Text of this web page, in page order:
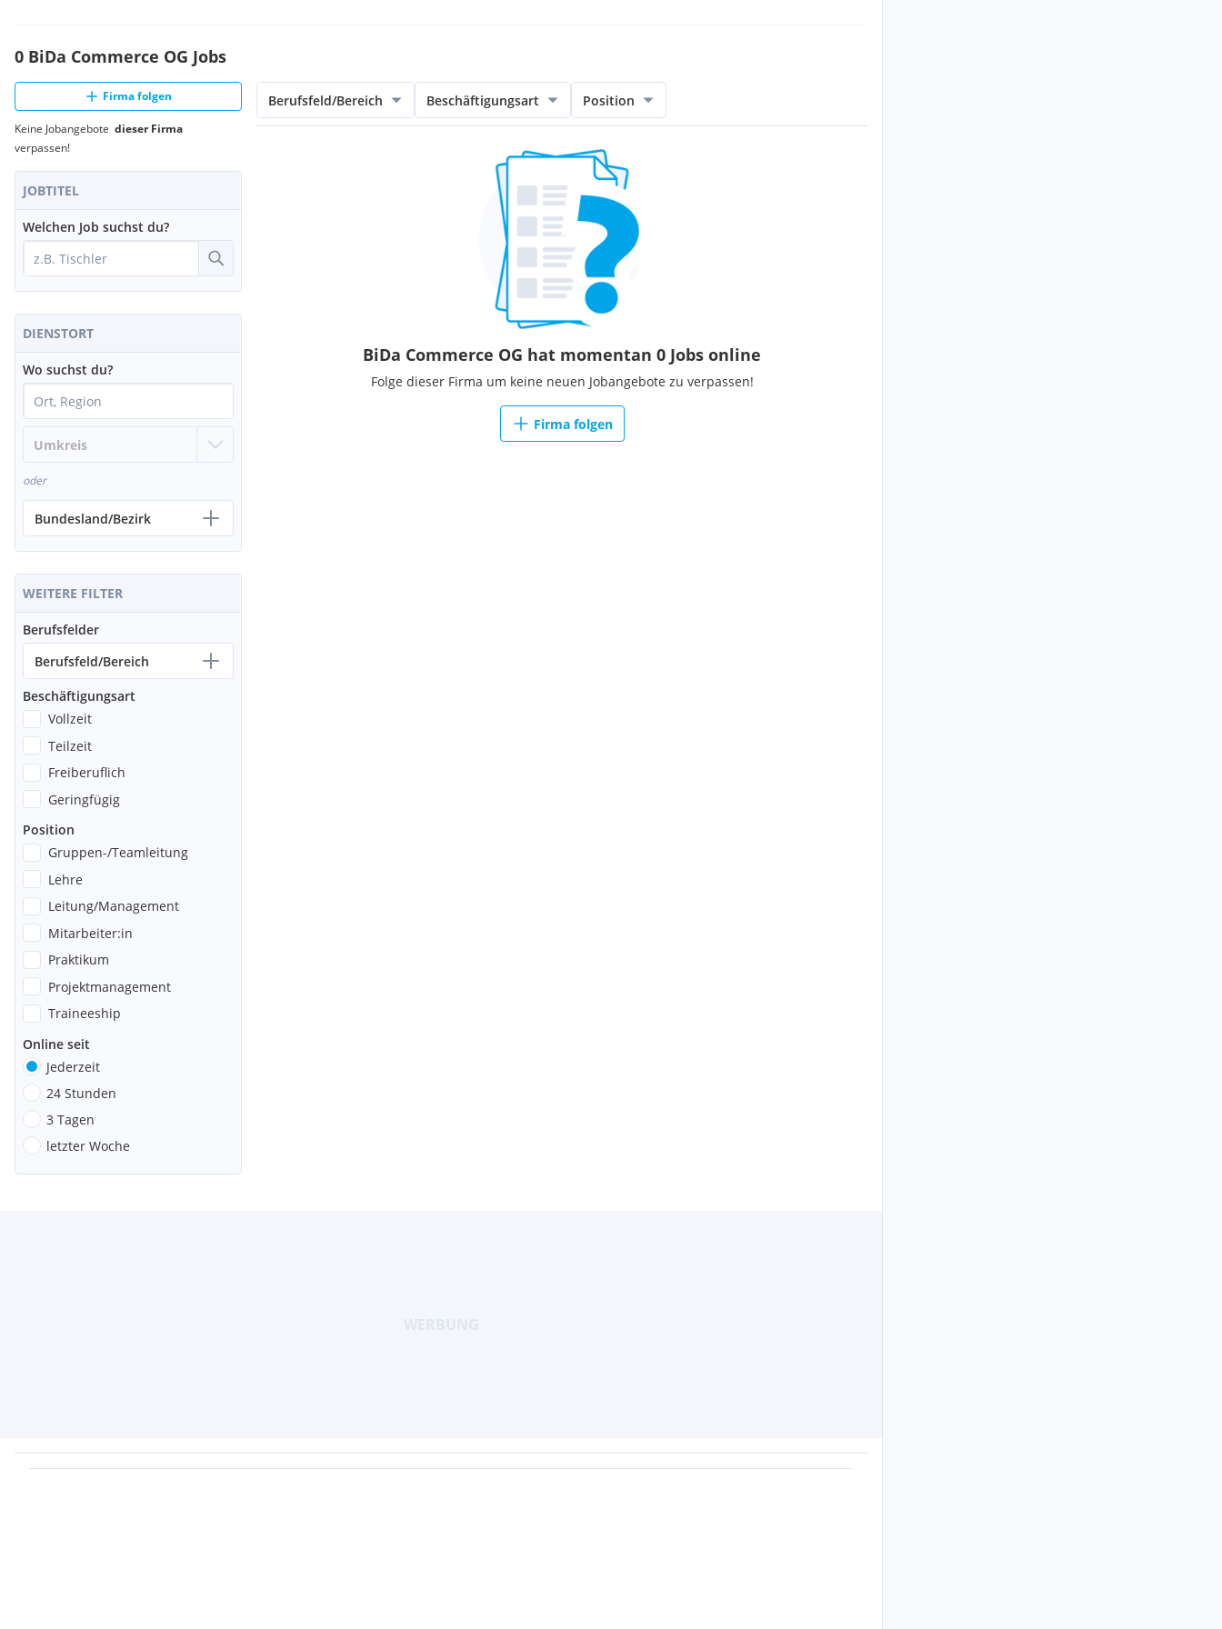
0 BiDa Commerce OG Jobs
Firma folgen
Keine Jobangebote dieser Firma
verpassen!
JOBTITEL
Welchen Job suchst du?
DIENSTORT
Wo suchst du?
oder
Bundesland/Bezirk
WEITERE FILTER
Berufsfelder
Berufsfeld/Bereich
Beschäftigungsart
Vollzeit
Teilzeit
Freiberuflich
Geringfügig
Position
Gruppen-/Teamleitung
Lehre
Leitung/Management
Mitarbeiter:in
Praktikum
Projektmanagement
Traineeship
Online seit
Jederzeit
24 Stunden
3 Tagen
letzter Woche
Berufsfeld/Bereich Beschäftigungsart Position
BiDa Commerce OG hat momentan 0 Jobs online
Folge dieser Firma um keine neuen Jobangebote zu verpassen!
Firma folgen